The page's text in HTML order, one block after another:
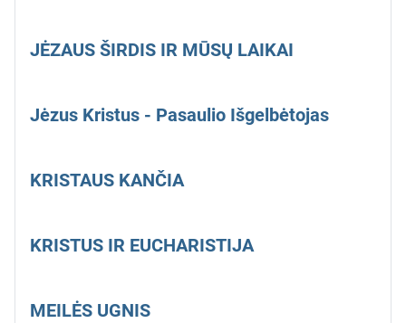
JĖZAUS ŠIRDIS IR MŪSŲ LAIKAI
Jėzus Kristus - Pasaulio Išgelbėtojas
KRISTAUS KANČIA
KRISTUS IR EUCHARISTIJA
MEILĖS UGNIS